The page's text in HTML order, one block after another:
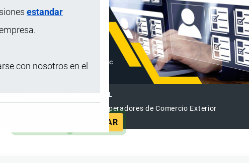
estandar
con nosotros en el
DIRECTORIO INTERNACIONAL
el Directorio Internacional de Operadores de Comercio Exterior
ANUNCIAR